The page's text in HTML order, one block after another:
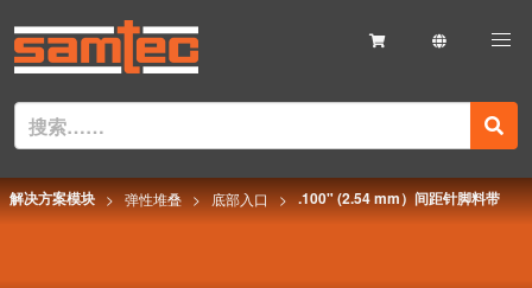
解决方案模块 弹性堆叠 底部入口 .100" (2.54 mm）间距针脚料带